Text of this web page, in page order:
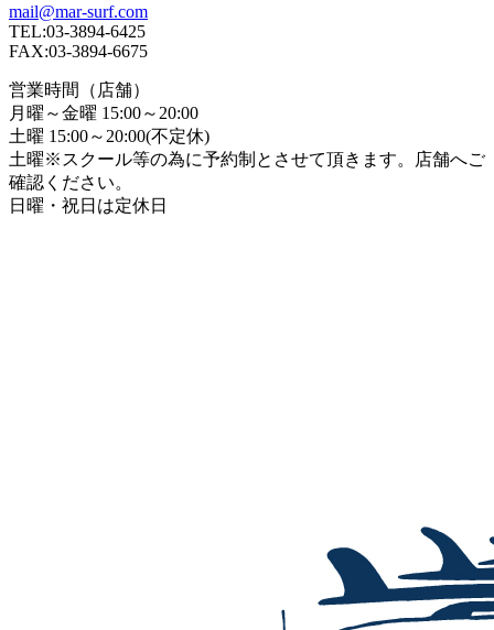
mail@mar-surf.com
TEL:03-3894-6425
FAX:03-3894-6675
営業時間（店舗）
月曜～金曜 15:00～20:00
土曜 15:00～20:00(不定休)
土曜※スクール等の為に予約制とさせて頂きます。店舗へご
確認ください。
日曜・祝日は定休日